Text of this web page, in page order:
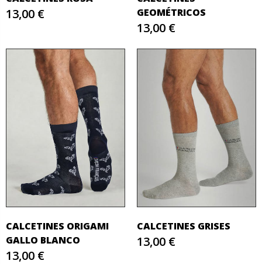
13,00 €
GEOMÉTRICOS
13,00 €
CALCETINES ORIGAMI
GALLO BLANCO
13,00 €
CALCETINES GRISES
13,00 €